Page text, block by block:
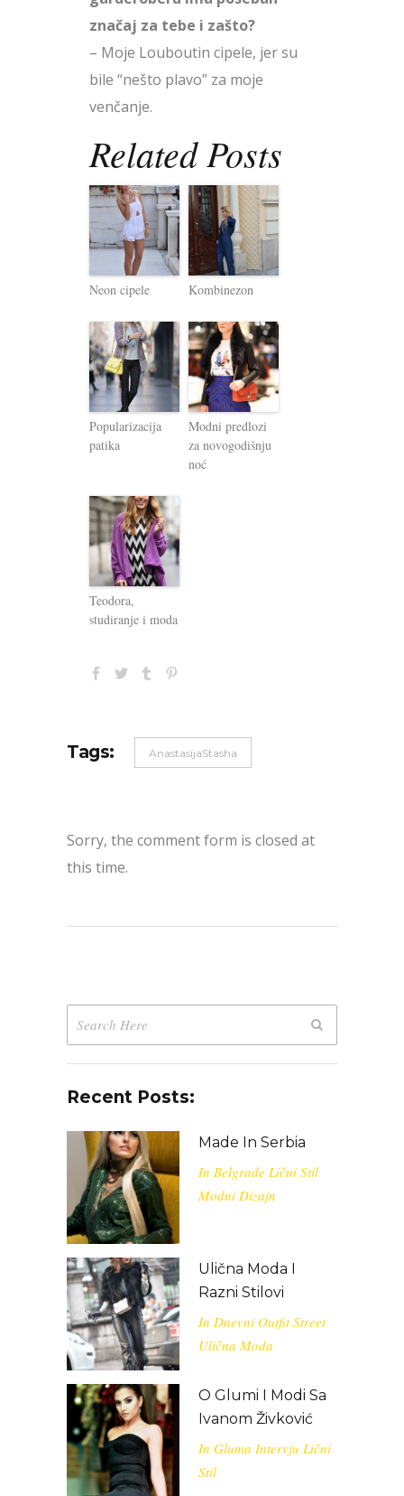
značaj za tebe i zašto?
– Moje Louboutin cipele, jer su
bile “nešto plavo” za moje
venčanje.
Related Posts
Neon cipele Kombinezon
Popularizacija
patika
Modni predlozi
za novogodišnju
noć
Teodora,
studiranje i moda
Tags: AnastasijaStasha
Sorry, the comment form is closed at
this time.
Recent Posts:
Made In Serbia
In Belgrade Lični Stil
Modni Dizajn
Ulična Moda I
Razni Stilovi
In Dnevni OutfitStreet
Ulična Moda
O Glumi I Modi Sa
Ivanom Živković
In Gluma Intervju Lični
Stil